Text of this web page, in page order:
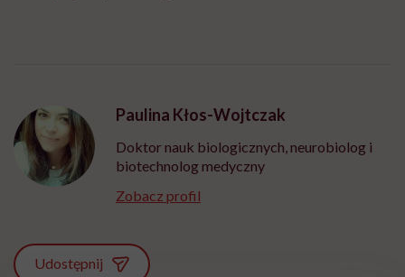
Paulina Kłos-Wojtczak
Doktor nauk biologicznych, neurobiolog i
biotechnolog medyczny
Zobacz profil
Udostępnij